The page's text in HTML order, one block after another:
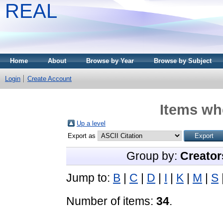
REAL
Home About Browse by Year Browse by Subject
Login Create Account
Items
Up a level
Export as
Group by:
Jump to: B | C | D | I | K | M | S
Number of items: 34.